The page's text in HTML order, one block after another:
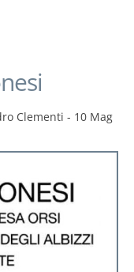
Clementi - 10 Mag